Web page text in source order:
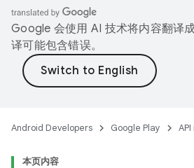
Google 会使用 AI 技术将内容翻译
译可能包含错误。
Android Developers Google Play
本页内容